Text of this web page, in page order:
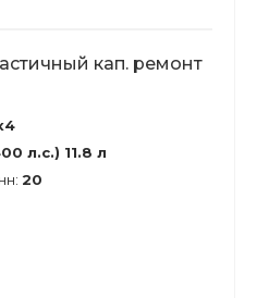
кап. ремонт
л.с.) 11.8 л
20